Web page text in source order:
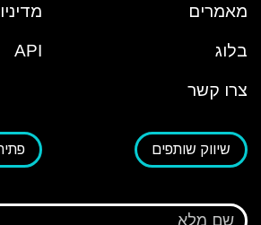
מאמרים
בלוג
צרו קשר
API
שיווק שותפים
שם מלא